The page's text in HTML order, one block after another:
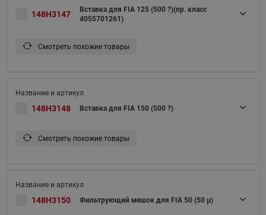
148H3147
Вставка для FIA 125 (500 ?)(пр. класс
4055701261)
Смотреть похожие товары
148H3148 Вставка для FIA 150 (500 ?)
Смотреть похожие товары
148H3150 Фильтрующий мешок для FIA 50 (50 μ)